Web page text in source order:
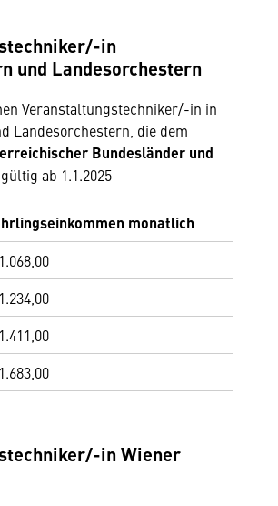
in
und Landesorchestern
Veranstaltungstechniker/-in in
Landesorchestern, die dem
Bundesländer und
ab 1.1.2025
monatlich
in Wiener